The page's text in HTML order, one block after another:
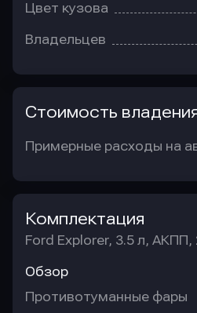
Цвет кузова
Владельцев
Стоимость
Примерные расходы на
Комплектация
Ford Explorer, 3.5 л, АКПП,
Обзор
Противотуманные фары